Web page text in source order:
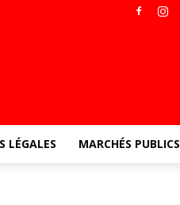
LÉGALES MARCHÉS PUBLICS